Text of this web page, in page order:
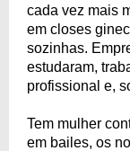
cada vez mais
em closes
sozinhas.
estudaram,
profissional e,
Tem mulher
em bailes, os